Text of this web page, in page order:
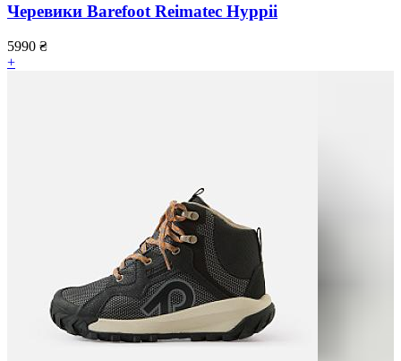
Черевики Barefoot Reimatec Hyppii
5990 ₴
+